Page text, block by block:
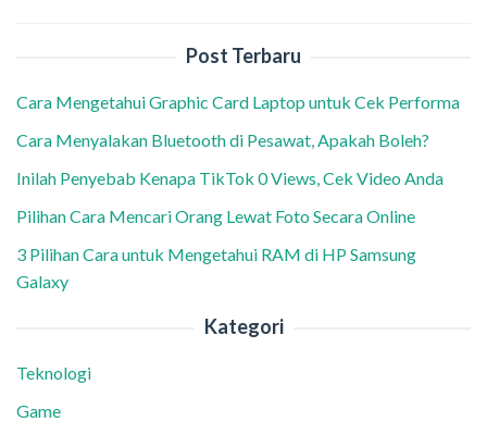
Post Terbaru
Cara Mengetahui Graphic Card Laptop untuk Cek Performa
Cara Menyalakan Bluetooth di Pesawat, Apakah Boleh?
Inilah Penyebab Kenapa TikTok 0 Views, Cek Video Anda
Pilihan Cara Mencari Orang Lewat Foto Secara Online
3 Pilihan Cara untuk Mengetahui RAM di HP Samsung
Galaxy
Kategori
Teknologi
Game